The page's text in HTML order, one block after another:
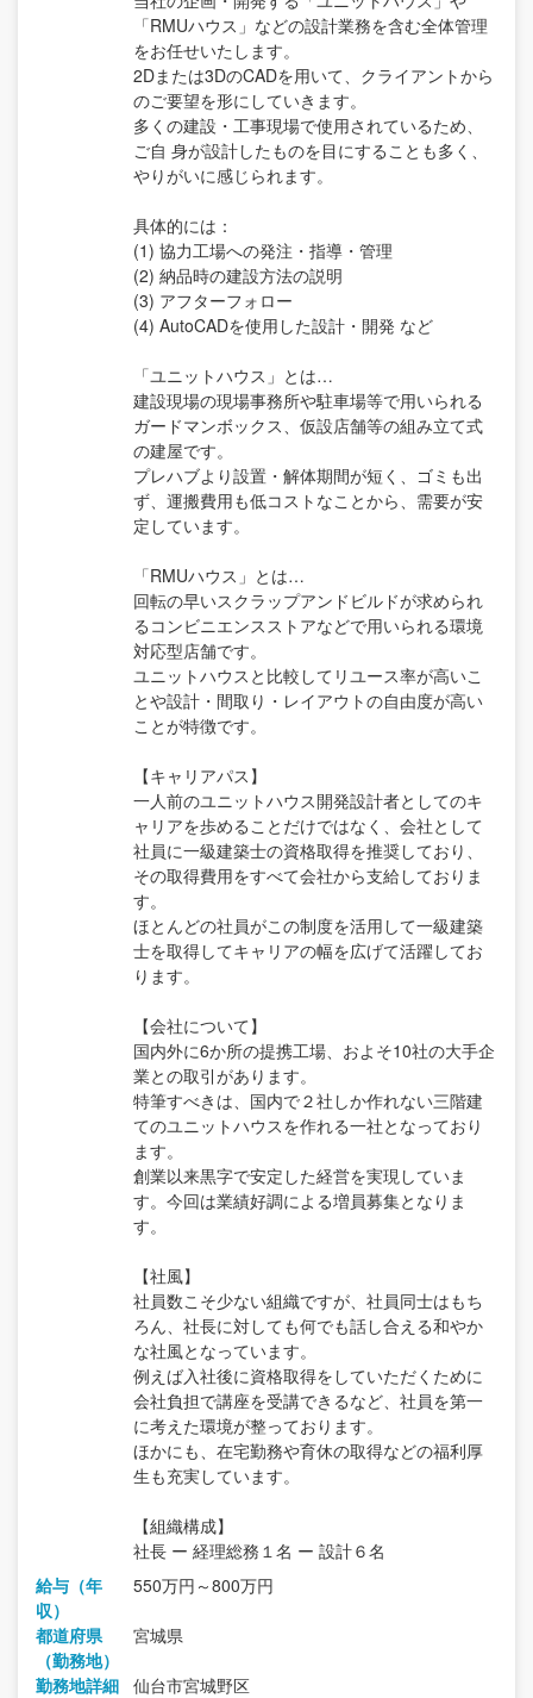
「RMUハウス」などの設計業務を含む全体管理
をお任せいたします。
2Dまたは3DのCADを用いて、クライアントから
のご要望を形にしていきます。
多くの建設・工事現場で使用されているため、
ご自 身が設計したものを目にすることも多く、
やりがいに感じられます。
具体的には：
(1) 協力工場への発注・指導・管理
(2) 納品時の建設方法の説明
(3) アフターフォロー
(4) AutoCADを使用した設計・開発 など
「ユニットハウス」とは…
建設現場の現場事務所や駐車場等で用いられる
ガードマンボックス、仮設店舗等の組み立て式
の建屋です。
プレハブより設置・解体期間が短く、ゴミも出
ず、運搬費用も低コストなことから、需要が安
定しています。
「RMUハウス」とは…
回転の早いスクラップアンドビルドが求められ
るコンビニエンスストアなどで用いられる環境
対応型店舗です。
ユニットハウスと比較してリユース率が高いこ
とや設計・間取り・レイアウトの自由度が高い
ことが特徴です。
【キャリアパス】
一人前のユニットハウス開発設計者としてのキ
ャリアを歩めることだけではなく、会社として
社員に一級建築士の資格取得を推奨しており、
その取得費用をすべて会社から支給しておりま
す。
ほとんどの社員がこの制度を活用して一級建築
士を取得してキャリアの幅を広げて活躍してお
ります。
【会社について】
国内外に6か所の提携工場、およそ10社の大手企
業との取引があります。
特筆すべきは、国内で２社しか作れない三階建
てのユニットハウスを作れる一社となっており
ます。
創業以来黒字で安定した経営を実現していま
す。今回は業績好調による増員募集となりま
す。
【社風】
社員数こそ少ない組織ですが、社員同士はもち
ろん、社長に対しても何でも話し合える和やか
な社風となっています。
例えば入社後に資格取得をしていただくために
会社負担で講座を受講できるなど、社員を第一
に考えた環境が整っております。
ほかにも、在宅勤務や育休の取得などの福利厚
生も充実しています。
【組織構成】
社長 ー 経理総務１名 ー 設計６名
給与（年
収）
550万円～800万円
都道府県
（勤務地）
宮城県
勤務地詳細 仙台市宮城野区